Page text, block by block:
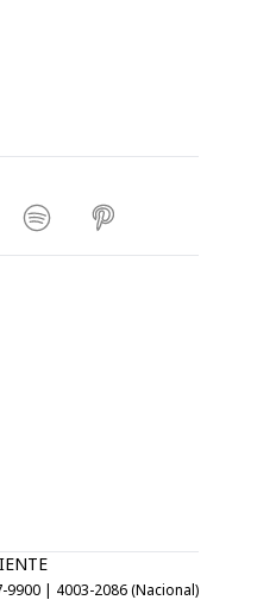
9900 | 4003-2086 (Nacional)